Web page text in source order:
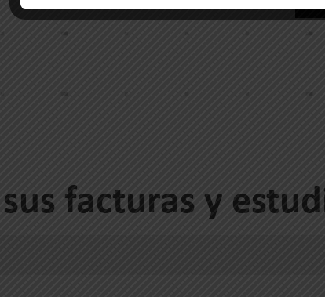
facturas y